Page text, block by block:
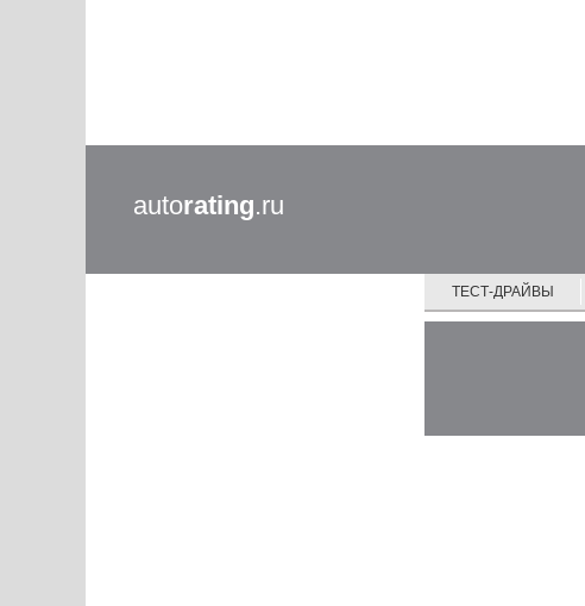
autorating.ru
ТЕСТ-ДРАЙВЫ